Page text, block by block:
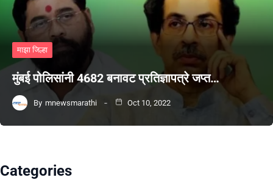
माझा जिल्हा
मुंबई पोलिसांनी 4682 बनावट प्रतिज्ञापत्रे जप्त…
By mnewsmarathi Oct 10, 2022
Categories